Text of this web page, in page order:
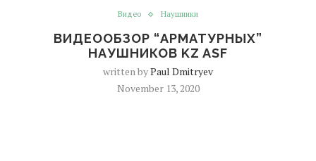
Видео Наушники
ВИДЕООБЗОР “АРМАТУРНЫХ”
НАУШНИКОВ KZ ASF
written byPaul Dmitryev
November 13, 2020